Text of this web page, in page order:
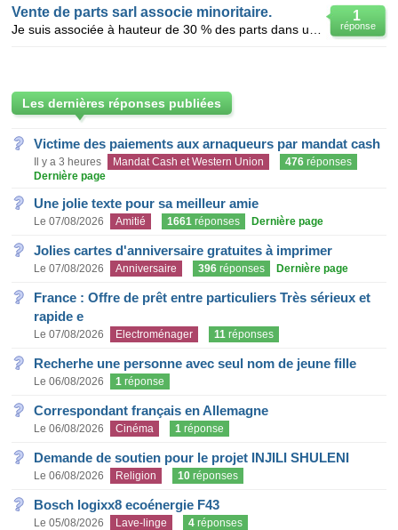
1
réponse
Vente de parts sarl associe minoritaire.
Les dernières réponses publiées
Victime des paiements aux arnaqueurs par mandat cash
Il y a 3 heures Mandat Cash et Western Union 476 réponses
Dernière page
Une jolie texte pour sa meilleur amie
Le 07/08/2026 Amitié 1661 réponses Dernière page
Jolies cartes d'anniversaire gratuites à imprimer
Le 07/08/2026 Anniversaire 396 réponses Dernière page
France : Offre de prêt entre particuliers Très sérieux et
rapide e
Le 07/08/2026 Electroménager 11 réponses
Recherhe une personne avec seul nom de jeune fille
Le 06/08/2026 1 réponse
Correspondant français en Allemagne
Le 06/08/2026 Cinéma 1 réponse
Demande de soutien pour le projet INJILI SHULENI
Le 06/08/2026 Religion 10 réponses
Bosch logixx8 ecoénergie F43
Le 05/08/2026 Lave-linge 4 réponses